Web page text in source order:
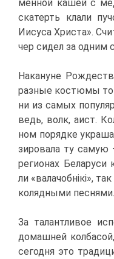
мен­ной ка­шей с
ска­терть кла­ли
Иису­са Хри­ста».
чер си­дел за од­ним
На­ка­нуне
раз­ные ко­стю­мы
ни из са­мых
ведь, волк, аист.
ном по­ряд­ке
зи­ро­ва­ла ту
ре­ги­о­нах
ли «ва­ла­чоб­нiкi»,
ко­ляд­ны­ми пес­ня­ми.
За та­лант­ли­вое
до­маш­ней
се­год­ня это